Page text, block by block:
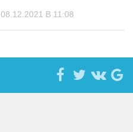
08.12.2021 В 11:08